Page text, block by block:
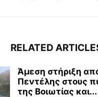
RELATED
Άμεση στήριξη
Πεντέλης στους
της Βοιωτίας και...